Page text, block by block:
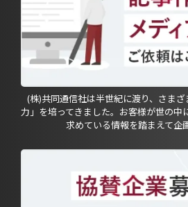
(株)共同通信社は半世紀に渡り、さま
力」を培ってきました。お客様が世の中
求めている情報を踏まえて企